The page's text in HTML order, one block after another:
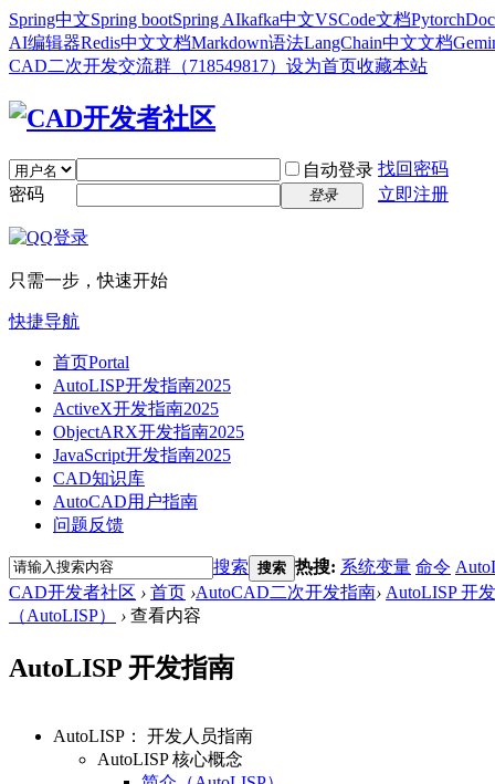
Spring中文Spring bootSpring AIkafka中文VSCode文档Pytorch
AI编辑器Redis中文文档Markdown语法LangChain中文文档
CAD二次开发交流群（718549817） 设为首页收藏本站
自动登录 找回密码
密码
登录 立即注册
只需一步，快速开始
快捷导航
首页Portal
AutoLISP开发指南2025
ActiveX开发指南2025
ObjectARX开发指南2025
JavaScript开发指南2025
CAD知识库
AutoCAD用户指南
问题反馈
搜索 搜索 热搜: 系统变量 命令
CAD开发者社区 › 首页 ›AutoCAD二次开发指南› AutoLISP 开
（AutoLISP）
› 查看内容
AutoLISP 开发指南
AutoLISP： 开发人员指南
AutoLISP 核心概念